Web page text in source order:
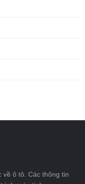
về ô tô. Các thông tin